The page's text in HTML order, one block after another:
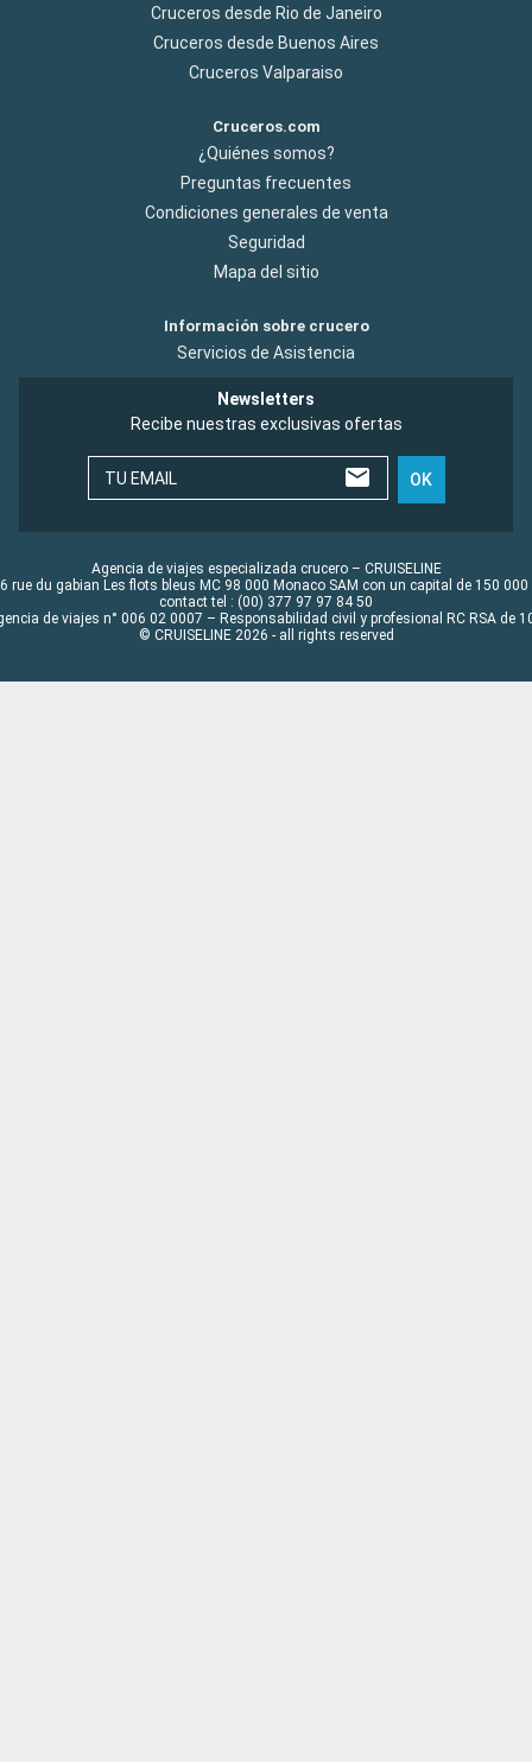
Cruceros desde Rio de Janeiro
Cruceros desde Buenos Aires
Cruceros Valparaiso
Cruceros.com
¿Quiénes somos?
Preguntas frecuentes
Condiciones generales de venta
Seguridad
Mapa del sitio
Información sobre crucero
Servicios de Asistencia
Newsletters
Recibe nuestras exclusivas ofertas
TU EMAIL OK
Agencia de viajes especializada crucero – CRUISELINE
rue du gabian Les flots bleus MC 98 000 Monaco SAM con un capital de 150 000
contact tel : (00) 377 97 97 84 50
de viajes n° 006 02 0007 – Responsabilidad civil y profesional RC RSA de
© CRUISELINE 2026 - all rights reserved